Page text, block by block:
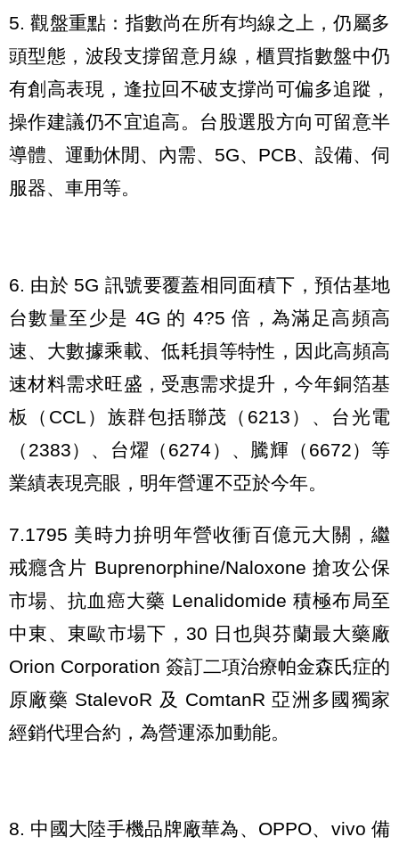
5. 觀盤重點：指數尚在所有均線之上，仍屬多
頭型態，波段支撐留意月線，櫃買指數盤中仍
有創高表現，逢拉回不破支撐尚可偏多追蹤，
操作建議仍不宜追高。台股選股方向可留意半
導體、運動休閒、內需、5G、PCB、設備、伺
服器、車用等。
6. 由於 5G 訊號要覆蓋相同面積下，預估基地
台數量至少是 4G 的 4?5 倍，為滿足高頻高
速、大數據乘載、低耗損等特性，因此高頻高
速材料需求旺盛，受惠需求提升，今年銅箔基
板（CCL）族群包括聯茂（6213）、台光電
（2383）、台燿（6274）、騰輝（6672）等
業績表現亮眼，明年營運不亞於今年。
7.1795 美時力拚明年營收衝百億元大關，繼
戒癮含片 Buprenorphine/Naloxone 搶攻公保
市場、抗血癌大藥 Lenalidomide 積極布局至
中東、東歐市場下，30 日也與芬蘭最大藥廠
Orion Corporation 簽訂二項治療帕金森氏症的
原廠藥 StalevoR 及 ComtanR 亞洲多國獨家
經銷代理合約，為營運添加動能。
8. 中國大陸手機品牌廠華為、OPPO、vivo 備